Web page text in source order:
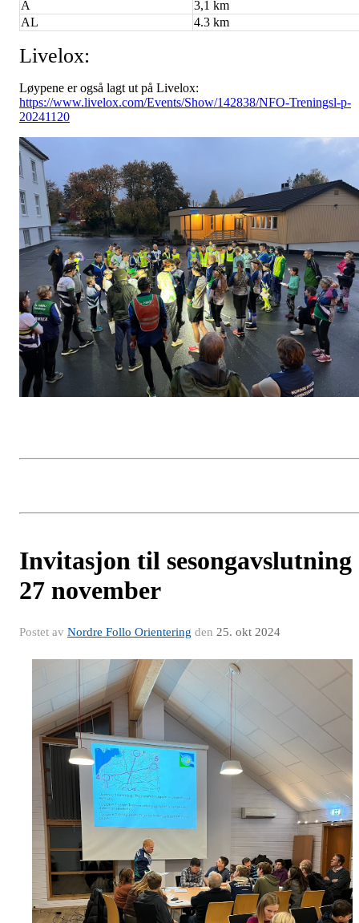
A
3,1 km
AL
4.3 km
Livelox:
Løypene er også lagt ut på Livelox:
https://www.livelox.com/Events/Show/142838/NFO-Treningsl-p-
20241120
Invitasjon til sesongavslutning
27 november
Postet av Nordre Follo Orientering den 25. okt 2024